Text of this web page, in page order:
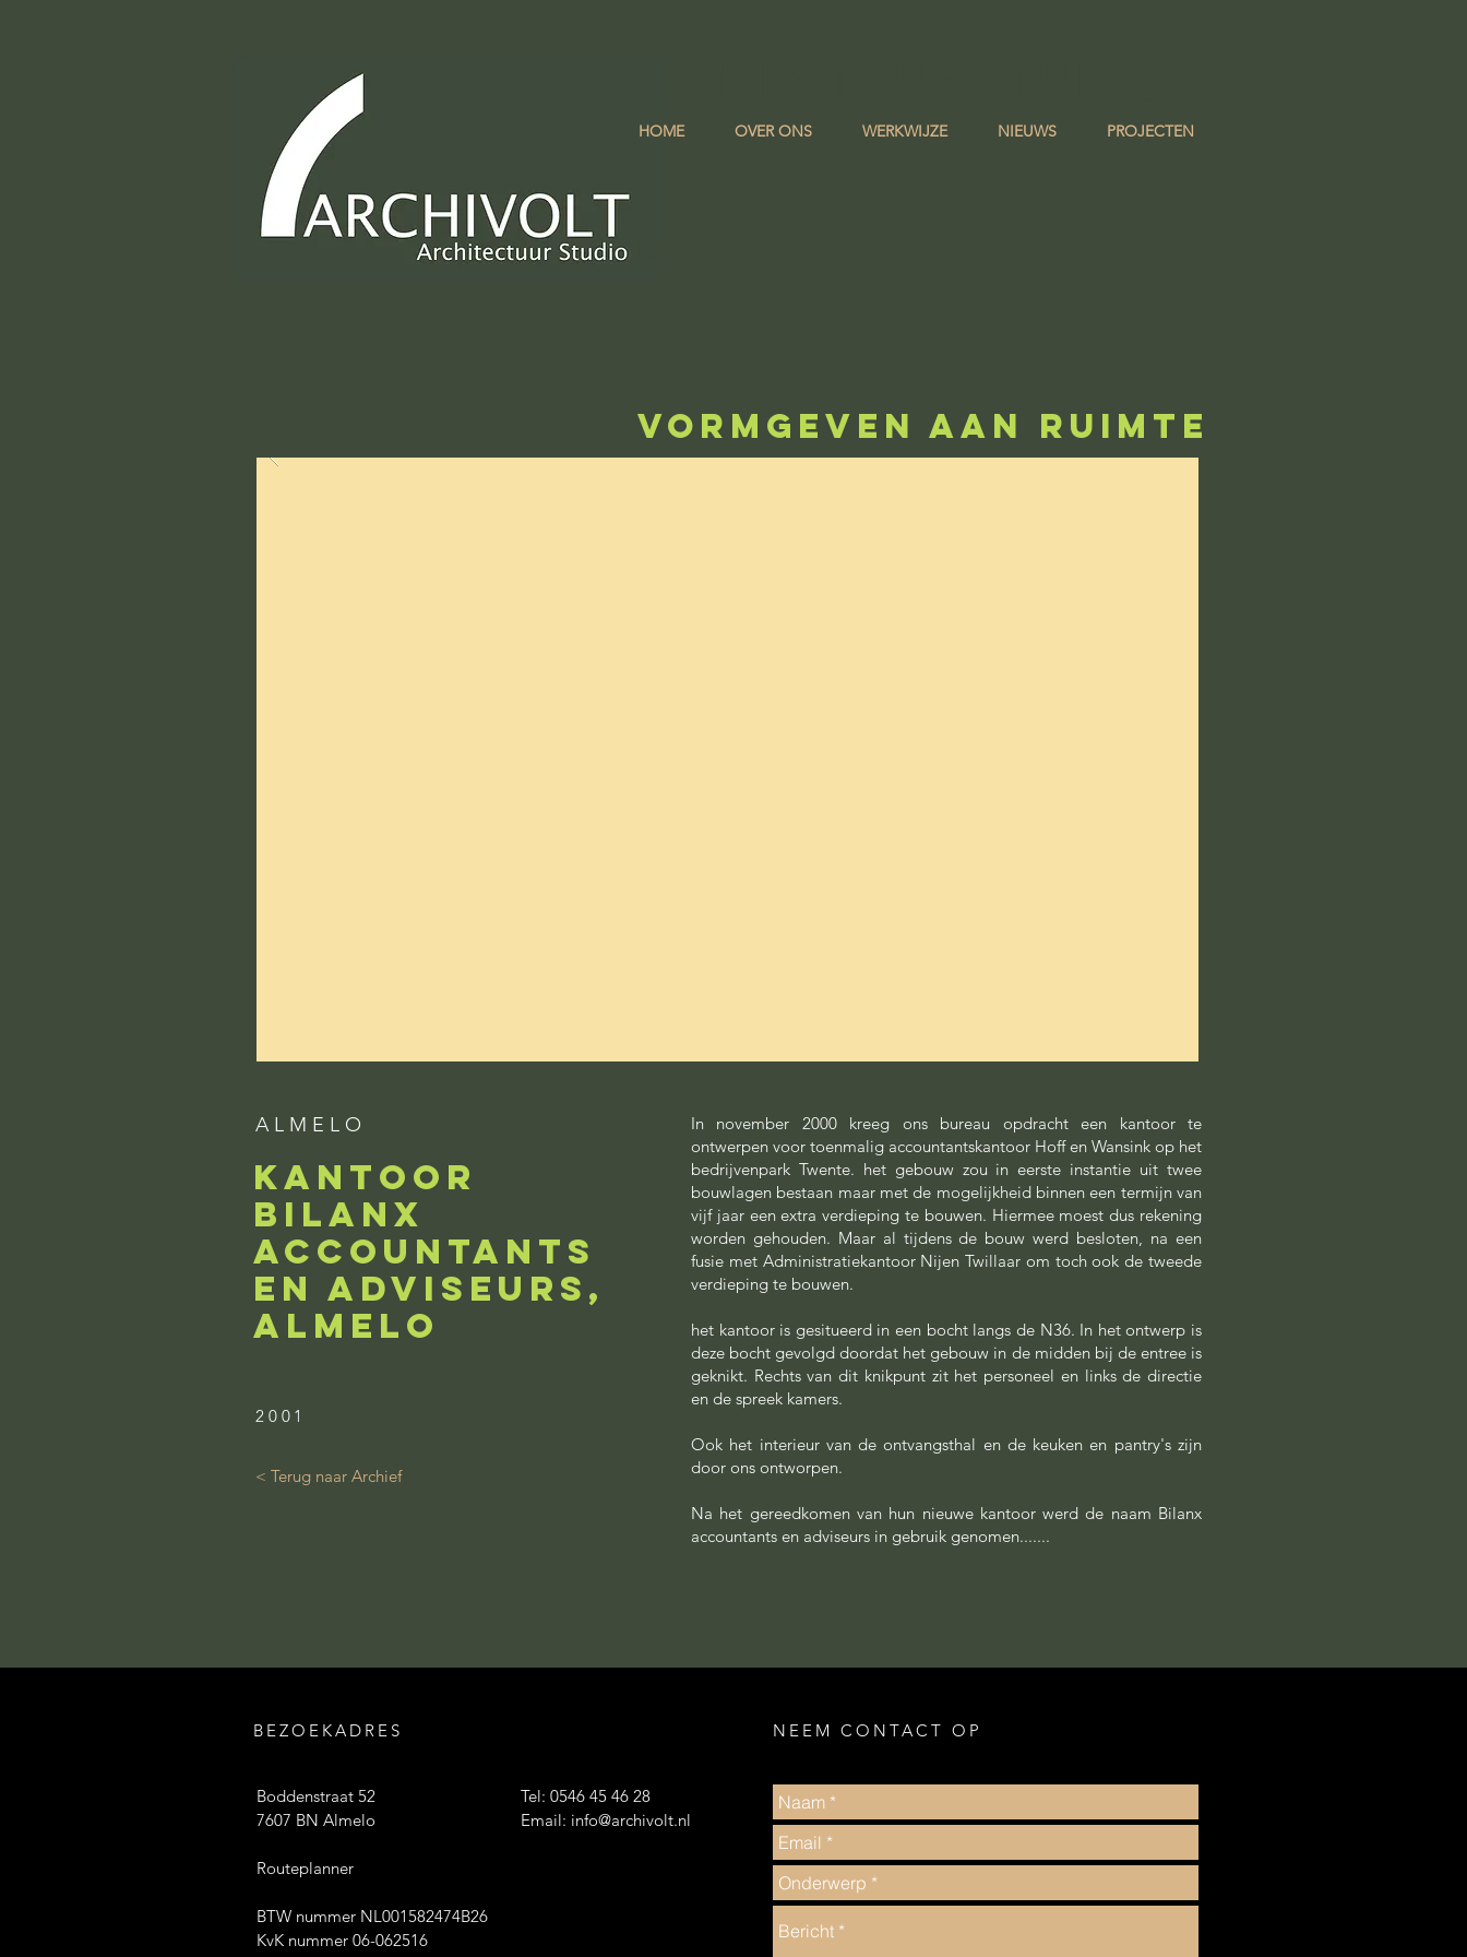
ARCHIVOLT ARCHITECTUUR STUDIO
HOME OVER ONS WERKWIJZE NIEUWS PROJECTEN
A L M E L O
KANTOOR
BILANX
ACCOUNTANTS
EN ADVISEURS,
ALMELO
2001
< Terug naar Archief
In november 2000 kreeg ons bureau opdracht een kantoor te
ontwerpen voor toenmalig accountantskantoor Hoff en Wansink op het
bedrijvenpark Twente. het gebouw zou in eerste instantie uit twee
bouwlagen bestaan maar met de mogelijkheid binnen een termijn van
vijf jaar een extra verdieping te bouwen. Hiermee moest dus rekening
worden gehouden. Maar al tijdens de bouw werd besloten, na een
fusie met Administratiekantoor Nijen Twillaar om toch ook de tweede
verdieping te bouwen.
het kantoor is gesitueerd in een bocht langs de N36. In het ontwerp is
deze bocht gevolgd doordat het gebouw in de midden bij de entree is
geknikt. Rechts van dit knikpunt zit het personeel en links de directie
en de spreek kamers.
Ook het interieur van de ontvangsthal en de keuken en pantry's zijn
door ons ontworpen.
Na het gereedkomen van hun nieuwe kantoor werd de naam Bilanx
accountants en adviseurs in gebruik genomen.......
VORMGEVEN AAN RUIMTE
BEZOEKADRES
Boddenstraat 52
7607 BN Almelo
Routeplanner
BTW nummer NL001582474B26
KvK nummer 06-062516
Tel: 0546 45 46 28
Email: info@archivolt.nl
NEEM CONTACT OP